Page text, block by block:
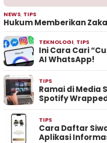
NEWS, TIPS
Hukum Memberikan
TEKNOLOGI, TIPS
Ini Cara Cari
AI WhatsApp!
TIPS
Ramai di Media
Spotify
TIPS
Cara Daftar
Aplikasi